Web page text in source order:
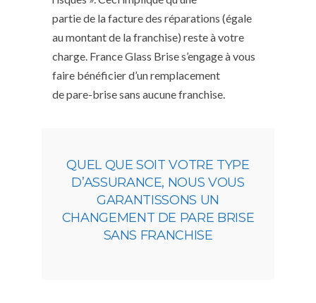
partie de la facture des réparations (égale
au montant de la franchise) reste à votre
charge. France Glass Brise s’engage à vous
faire bénéficier d’un remplacement
de pare-brise sans aucune franchise.
QUEL QUE SOIT VOTRE TYPE
D’ASSURANCE, NOUS VOUS
GARANTISSONS UN
CHANGEMENT DE PARE BRISE
SANS FRANCHISE